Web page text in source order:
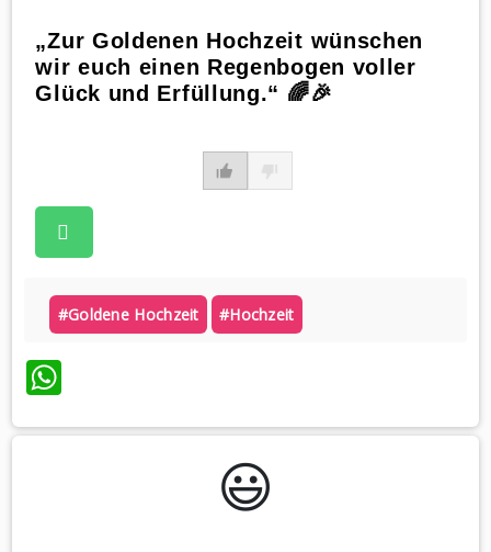
„Zur Goldenen Hochzeit wünschen
wir euch einen Regenbogen voller
Glück und Erfüllung.“ 🌈🎉
#goldene Hochzeit #hochzeit
WhatsApp
😃️